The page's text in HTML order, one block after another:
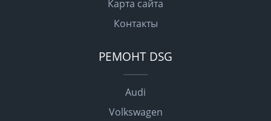
Карта сайта
Контакты
РЕМОНТ DSG
Audi
Volkswagen